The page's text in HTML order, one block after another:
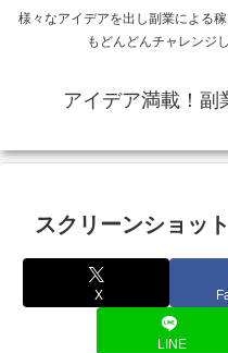
様々なアイデアを出し副業による
もどんどんチャレンジ
アイデア満載！副
スクリーンショッ
X
LINE